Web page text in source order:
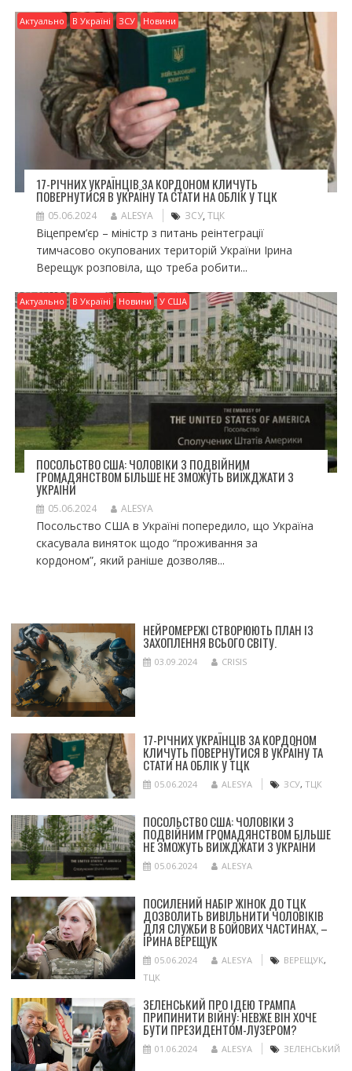
Актуально В Україні ЗСУ Новини
17-РІЧНИХ УКРАЇНЦІВ ЗА КОРДОНОМ КЛИЧУТЬ
ПОВЕРНУТИСЯ В УКРАЇНУ ТА СТАТИ НА ОБЛІК У ТЦК
05.06.2024 ALESYA ЗСУ, ТЦК
Віцепрем’єр – міністр з питань реінтеграції
тимчасово окупованих територій України Ірина
Верещук розповіла, що треба робити...
Актуально В Україні Новини У США
ПОСОЛЬСТВО США: ЧОЛОВІКИ З ПОДВІЙНИМ
ГРОМАДЯНСТВОМ БІЛЬШЕ НЕ ЗМОЖУТЬ ВИЇЖДЖАТИ З
УКРАЇНИ
05.06.2024 ALESYA
Посольство США в Україні попередило, що Україна
скасувала виняток щодо “проживання за
кордоном”, який раніше дозволяв...
НЕЙРОМЕРЕЖІ СТВОРЮЮТЬ ПЛАН ІЗ
ЗАХОПЛЕННЯ ВСЬОГО СВІТУ.
03.09.2024 CRISIS
17-РІЧНИХ УКРАЇНЦІВ ЗА КОРДОНОМ
КЛИЧУТЬ ПОВЕРНУТИСЯ В УКРАЇНУ ТА
СТАТИ НА ОБЛІК У ТЦК
05.06.2024 ALESYA ЗСУ, ТЦК
ПОСОЛЬСТВО США: ЧОЛОВІКИ З
ПОДВІЙНИМ ГРОМАДЯНСТВОМ БІЛЬШЕ
НЕ ЗМОЖУТЬ ВИЇЖДЖАТИ З УКРАЇНИ
05.06.2024 ALESYA
ПОСИЛЕНИЙ НАБІР ЖІНОК ДО ТЦК
ДОЗВОЛИТЬ ВИВІЛЬНИТИ ЧОЛОВІКІВ
ДЛЯ СЛУЖБИ В БОЙОВИХ ЧАСТИНАХ, –
ІРИНА ВЕРЕЩУК
05.06.2024 ALESYA ВЕРЕЩУК,
ТЦК
ЗЕЛЕНСЬКИЙ ПРО ІДЕЮ ТРАМПА
ПРИПИНИТИ ВІЙНУ: НЕВЖЕ ВІН ХОЧЕ
БУТИ ПРЕЗИДЕНТОМ-ЛУЗЕРОМ?
01.06.2024 ALESYA ЗЕЛЕНСЬКИЙ